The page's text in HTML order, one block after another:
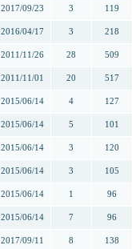
2017/09/23 3 119
2016/04/17 3 218
2011/11/26 28 509
2011/11/01 20 517
2015/06/14 4 127
2015/06/14 5 101
2015/06/14 3 120
2015/06/14 3 105
2015/06/14 1 96
2015/06/14 7 96
2017/09/11 8 138